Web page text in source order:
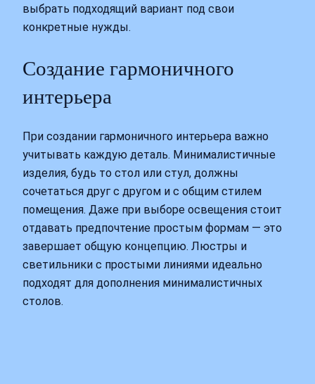
выбрать подходящий вариант под свои
конкретные нужды.
Создание гармоничного
интерьера
При создании гармоничного интерьера важно
учитывать каждую деталь. Минималистичные
изделия, будь то стол или стул, должны
сочетаться друг с другом и с общим стилем
помещения. Даже при выборе освещения стоит
отдавать предпочтение простым формам — это
завершает общую концепцию. Люстры и
светильники с простыми линиями идеально
подходят для дополнения минималистичных
столов.